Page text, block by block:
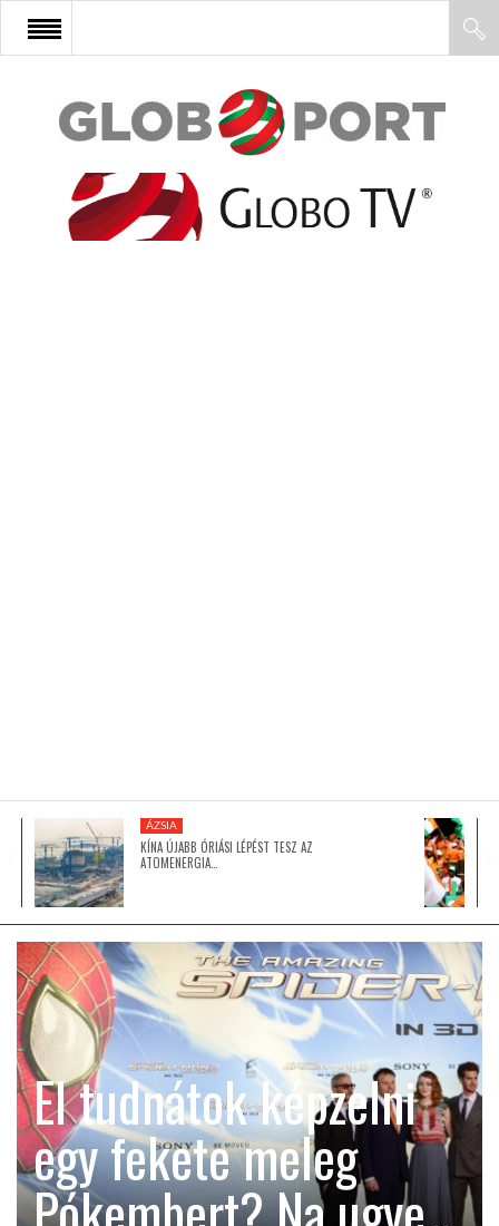
FŐOLDAL
AFRIKA
GLOBOTV BP
HÍR3D
TROPICALMAGAZIN
GLOBOTV
AFRIKA TUDÁSTÁR
ÁZSIA
KÍNA ÚJABB ÓRIÁSI LÉPÉST TESZ AZ
ATOMENERGIA…
El tudnátok képzelni
egy fekete meleg